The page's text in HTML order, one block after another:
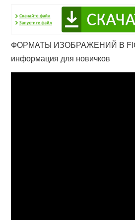
ФОРМАТЫ ИЗОБРАЖЕНИЙ В
информация для новичков